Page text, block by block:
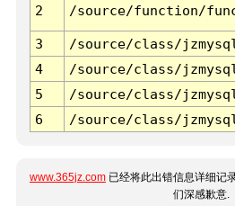
2 /source/function/
3 /source/class/
4
/source/class/
5
/source/class/
6
/source/class/
www.365jz.com 已经将此出错信息详细记
们深感歉意.